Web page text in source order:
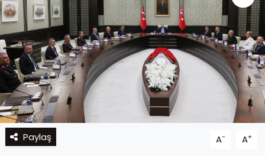
Paylaş A- A+
Son Dakika Haberleri
Haber Arşivi